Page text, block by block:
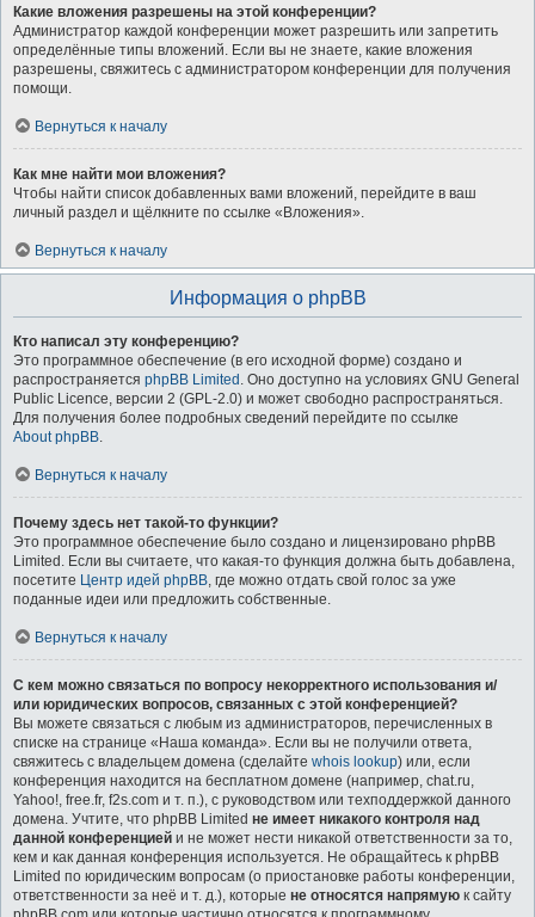
Какие вложения разрешены на этой конференции?
Администратор каждой конференции может разрешить или запретить
определённые типы вложений. Если вы не знаете, какие вложения
разрешены, свяжитесь с администратором конференции для получения
помощи.
Вернуться к началу
Как мне найти мои вложения?
Чтобы найти список добавленных вами вложений, перейдите в ваш
личный раздел и щёлкните по ссылке «Вложения».
Вернуться к началу
Информация о phpBB
Кто написал эту конференцию?
Это программное обеспечение (в его исходной форме) создано и
распространяется phpBB Limited . Оно доступно на условиях GNU General
Public Licence, версии 2 (GPL-2.0) и может свободно распространяться.
Для получения более подробных сведений перейдите по ссылке
About phpBB.
Вернуться к началу
Почему здесь нет такой-то функции?
Это программное обеспечение было создано и лицензировано phpBB
Limited. Если вы считаете, что какая-то функция должна быть добавлена,
посетите Центр идей phpBB, где можно отдать свой голос за уже
поданные идеи или предложить собственные.
Вернуться к началу
С кем можно связаться по вопросу некорректного использования и/
или юридических вопросов, связанных с этой конференцией?
Вы можете связаться с любым из администраторов, перечисленных в
списке на странице «Наша команда». Если вы не получили ответа,
свяжитесь с владельцем домена (сделайте whois lookup) или, если
конференция находится на бесплатном домене (например, chat.ru,
Yahoo!, free.fr, f2s.com и т. п.), с руководством или техподдержкой данного
домена. Учтите, что phpBB Limited не имеет никакого контроля над
данной конференцией и не может нести никакой ответственности за то,
кем и как данная конференция используется. Не обращайтесь к phpBB
Limited по юридическим вопросам (о приостановке работы конференции,
ответственности за неё и т. д.), которые не относятся напрямую к сайту